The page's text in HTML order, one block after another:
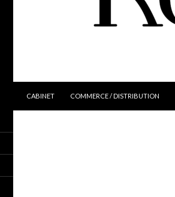
CABINET
COMMERCE / DISTRIBUTION